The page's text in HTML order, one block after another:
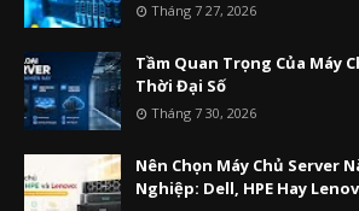
Tháng 7 27, 2026
Tầm Quan Trọng Của Máy
Thời Đại Số
Tháng 7 30, 2026
Nên Chọn Máy Chủ Server
Nghiệp: Dell, HPE Hay